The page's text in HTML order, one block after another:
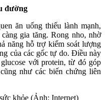
đường
ăn uống thiếu lành mạnh,
gia tăng. Rong nho, nhờ
năng hỗ trợ kiểm soát lượng
của các gốc tự do. Điều này
với protein, từ đó góp
như các biến chứng liên